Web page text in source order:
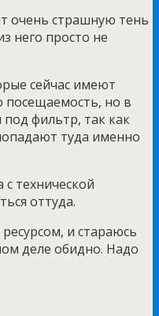
очень страшную тень
него просто не
сейчас имеют
но в
фильтр, так как
туда именно
технической
оттуда.
и стараюсь
деле обидно. Надо